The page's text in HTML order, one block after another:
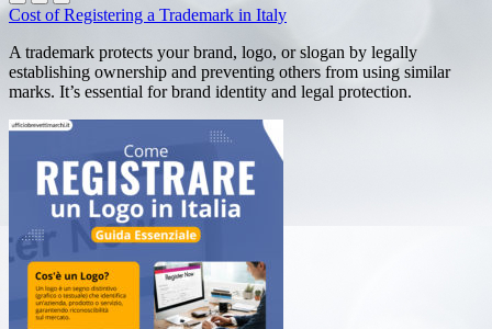
Cost of Registering a Trademark in Italy
A trademark protects your brand, logo, or slogan by legally
establishing ownership and preventing others from using similar
marks. It’s essential for brand identity and legal protection.